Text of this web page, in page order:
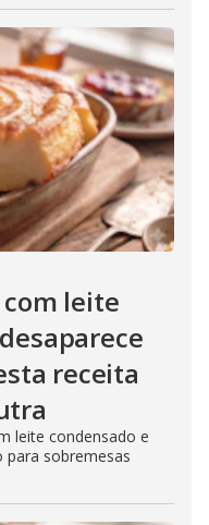
leite
receita
leite condensado e
sobremesas